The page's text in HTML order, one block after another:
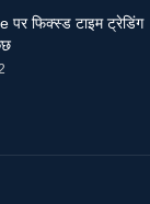
पर फिक्स्ड टाइम ट्रेडिंग